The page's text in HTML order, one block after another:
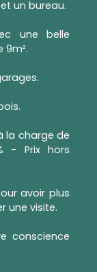
un bureau.
une belle
9m².
la charge de
- Prix hors
avoir plus
une visite.
conscience